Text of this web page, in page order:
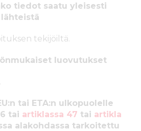
tiedot saatu yleisesti
tekijöiltä.
luovutukset
tai ETA:n ulkopuolelle
tai artiklassa 47 tai artikla
alakohdassa tarkoitettu